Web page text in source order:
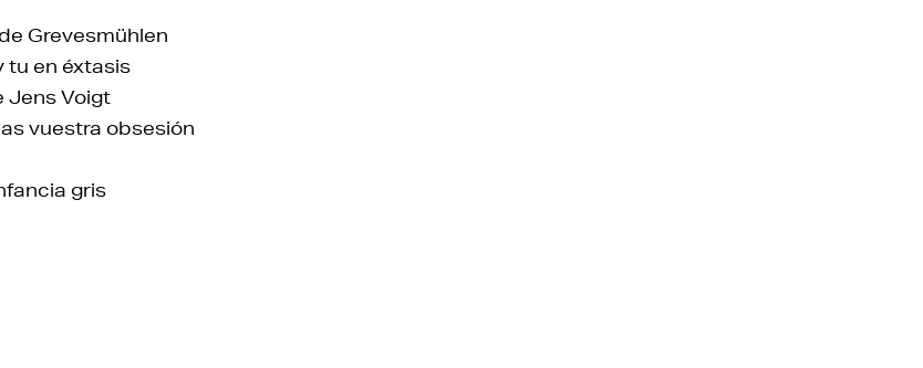
Grevesmühlen
tu en éxtasis
Jens Voigt
vuestra obsesión
gris